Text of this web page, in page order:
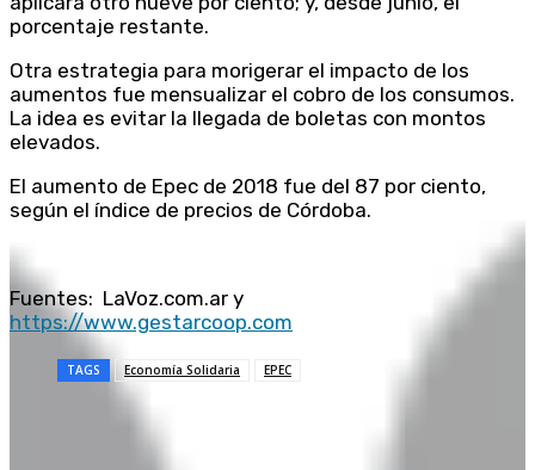
porcentaje restante.
Otra estrategia para morigerar el impacto de los
aumentos fue mensualizar el cobro de los consumos.
La idea es evitar la llegada de boletas con montos
elevados.
El aumento de Epec de 2018 fue del 87 por ciento,
según el índice de precios de Córdoba.
Fuentes: LaVoz.com.ar y
https://www.gestarcoop.com
TAGS Economía Solidaria EPEC